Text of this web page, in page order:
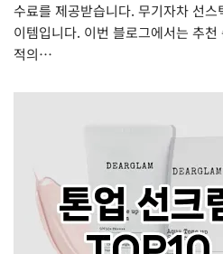
수료를 제공받습니다. 무기자차 선
이템입니다. 이번 블로그에서는 추
적의…